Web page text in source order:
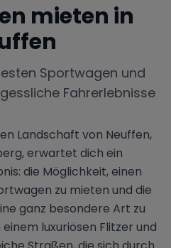
mieten in
Sportwagen und
Fahrerlebnisse
Landschaft von Neuffen,
erwartet dich ein
die Möglichkeit, einen
zu mieten und die
ganz besondere Art zu
luxuriösen Flitzer und